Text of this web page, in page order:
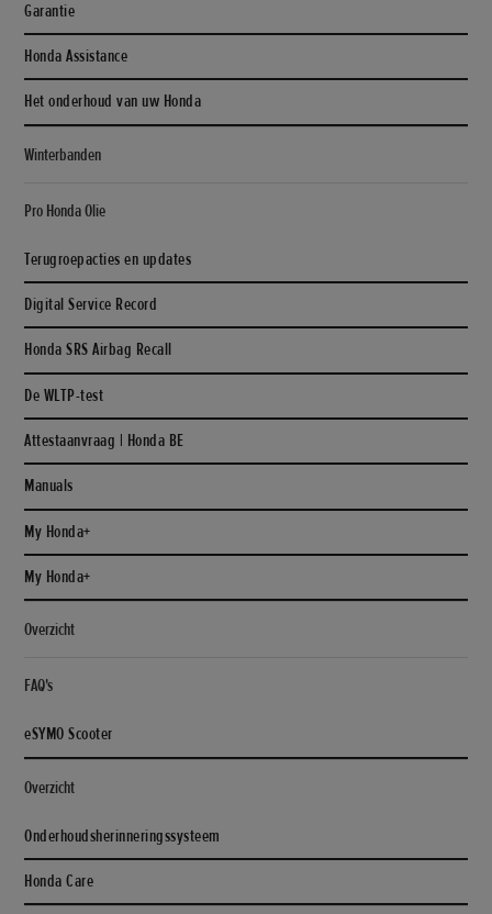
Garantie
Honda Assistance
Het onderhoud van uw Honda
Winterbanden
Pro Honda Olie
Terugroepacties en updates
Digital Service Record
Honda SRS Airbag Recall
De WLTP-test
Attestaanvraag | Honda BE
Manuals
My Honda+
My Honda+
Overzicht
FAQ's
eSYMO Scooter
Overzicht
Onderhoudsherinneringssysteem
Honda Care